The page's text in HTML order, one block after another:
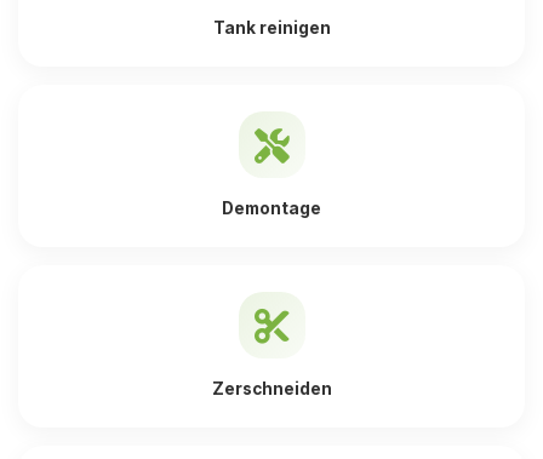
Tank reinigen
Demontage
Zerschneiden